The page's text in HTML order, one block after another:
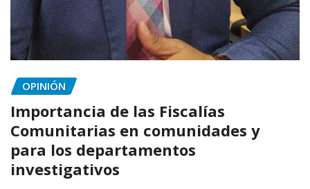
OPINIÓN
Importancia de las Fiscalías
Comunitarias en comunidades y
para los departamentos
investigativos